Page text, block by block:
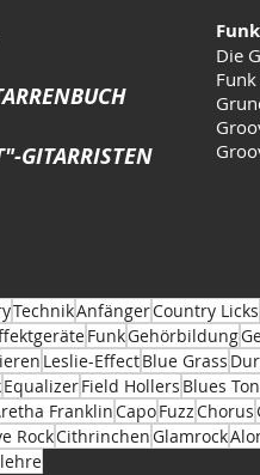
GITARRISTEN
Die
TechnikAnfängerCountry Licks
FunkGehörbildung
Leslie-EffectBlue Grass
EqualizerField Hollers Blues
FranklinCapoFuzzChorus
RockCithrinchenGlamrock